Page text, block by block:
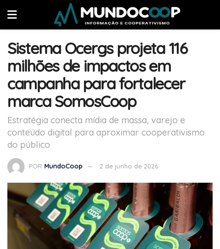
Sistema Ocergs projeta 116
milhões de impactos em
campanha para fortalecer
marca SomosCoop
Estratégia conecta mídia de massa, varejo e
conteúdo digital para aproximar cooperativismo
do público
POR MundoCoop 2 de junho de 2026